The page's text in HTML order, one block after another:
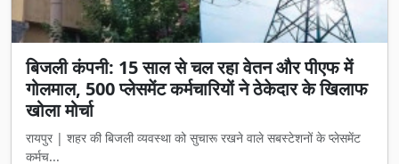
बिजली कंपनी: 15 साल से चल रहा वेतन और पीएफ में
गोलमाल, 500 प्लेसमेंट कर्मचारियों ने ठेकेदार के खिलाफ
खोला मोर्चा
रायपुर | शहर की बिजली व्यवस्था को सुचारू रखने वाले सबस्टेशनों के प्लेसमेंट
कर्मच...